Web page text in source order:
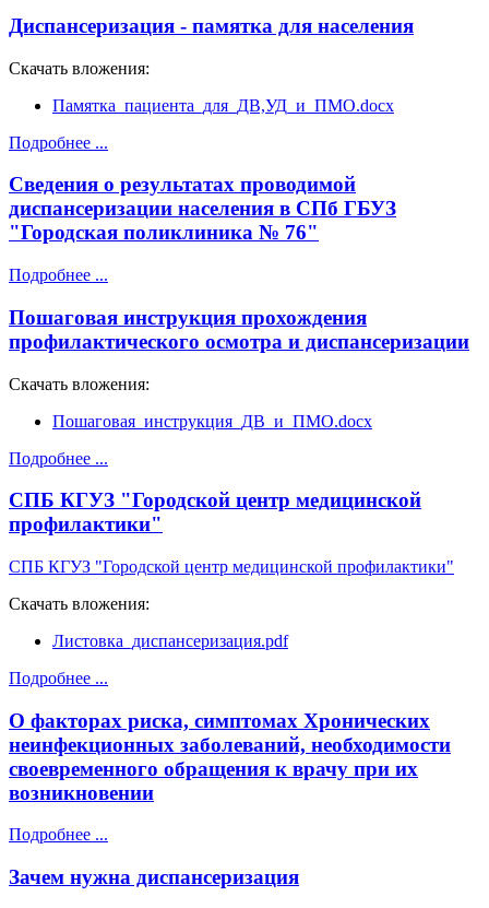
Диспансеризация - памятка для населения
Скачать вложения:
Памятка_пациента_для_ДВ,УД_и_ПМО.docx
Подробнее ...
Сведения о результатах проводимой
диспансеризации населения в СПб ГБУЗ
"Городская поликлиника № 76"
Подробнее ...
Пошаговая инструкция прохождения
профилактического осмотра и диспансеризации
Скачать вложения:
Пошаговая_инструкция_ДВ_и_ПМО.docx
Подробнее ...
СПБ КГУЗ "Городской центр медицинской
профилактики"
СПБ КГУЗ "Городской центр медицинской профилактики"
Скачать вложения:
Листовка_диспансеризация.pdf
Подробнее ...
О факторах риска, симптомах Хронических
неинфекционных заболеваний, необходимости
своевременного обращения к врачу при их
возникновении
Подробнее ...
Зачем нужна диспансеризация